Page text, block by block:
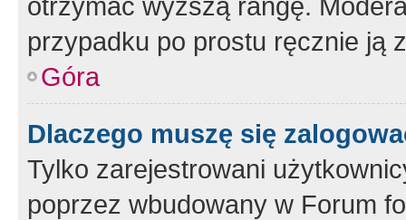
przypadku po prostu ręcznie ją
Góra
Dlaczego muszę się
Tylko zarejestrowani
poprzez wbudowany w Forum